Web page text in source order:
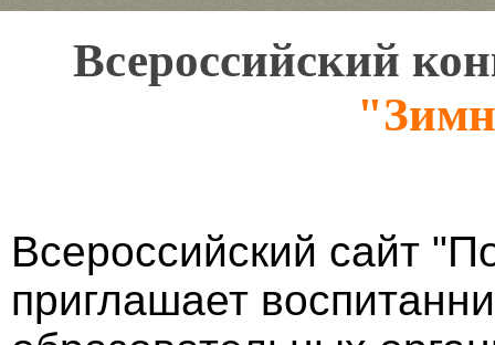
Всероссийский
Всероссийский сайт
приглашает